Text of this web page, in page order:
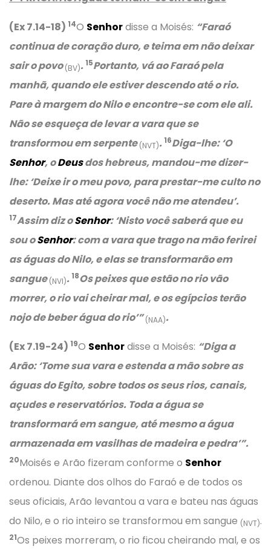
(Ex 7.14-18) 14O Senhordisse a Moisés: “Faraó
continua de coração duro, e teima em não deixar
sair o povo(BV).15Portanto, vá ao Faraó pela
manhã, quando ele estiver descendo até o rio.
Pare à margem do Nilo e encontre-se com ele ali.
Não se esqueça de levar a vara que se
transformou em serpente(NVT).16Diga-lhe:‘O
Senhor, oDeusdos hebreus, mandou-me dizer-
lhe:‘Deixe ir o meu povo, para prestar-me culto no
deserto. Mas até agora você não me atendeu’.
17Assim diz oSenhor:‘Nisto você saberá que eu
sou oSenhor: com a vara que trago na mão ferirei
as águas do Nilo, e elas se transformarão em
sangue(NVI).18Os peixes que estão no rio vão
morrer, o rio vai cheirar mal, e os egípcios terão
nojo de beber água do rio’”(NAA).
(Ex 7.19-24) 19O Senhordisse a Moisés: “Diga a
Arão: ‘Tome sua vara e estenda a mão sobre as
águas do Egito, sobre todos os seus rios, canais,
açudes e reservatórios. Toda a água se
transformará em sangue, até mesmo a água
armazenada em vasilhas de madeira e pedra’”.
20Moisés e Arão fizeram conforme o Senhor
ordenou. Diante dos olhos do Faraó e de todos os
seus oficiais, Arão levantou a vara e bateu nas águas
do Nilo, e o rio inteiro se transformou em sangue (NVT).
21Os peixes morreram, o rio ficou cheirando mal, e os